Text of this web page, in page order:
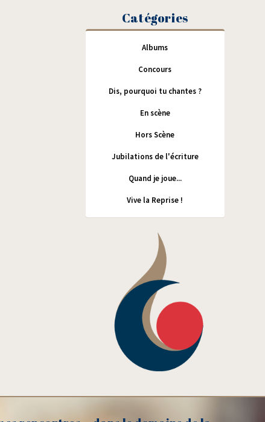
Catégories
Albums
Concours
Dis, pourquoi tu chantes ?
En scène
Hors Scène
Jubilations de l'écriture
Quand je joue...
Vive la Reprise !